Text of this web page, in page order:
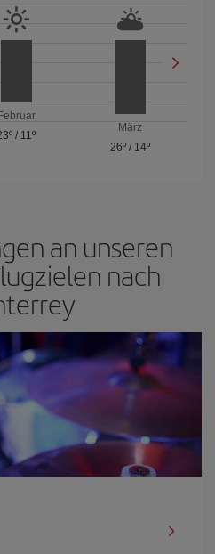
Februar
/ 11º
März
26º / 14º
an unseren
nach